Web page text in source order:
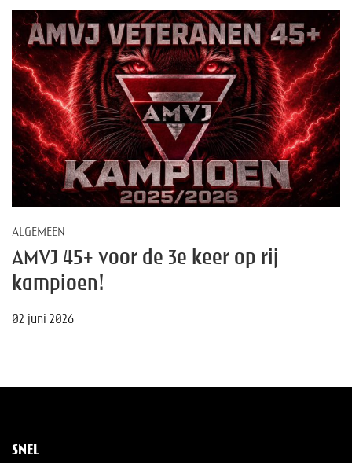
ALGEMEEN
AMVJ 45+ voor de 3e keer op rij
kampioen!
02 juni 2026
SNEL